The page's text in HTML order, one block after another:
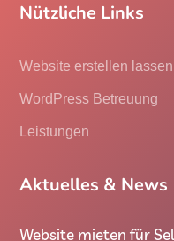
Nützliche Links
Website erstellen lassen
WordPress Betreuung
Leistungen
Aktuelles & News
Website mieten für